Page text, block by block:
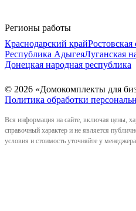
Регионы работы
Краснодарский крайРостовская
Республика АдыгеяЛуганская
Донецкая народная республика
© 2026 «Домокомплекты для
Политика обработки
Вся информация на сайте, включая цены,
справочный характер и не является
условия и стоимость уточняйте у